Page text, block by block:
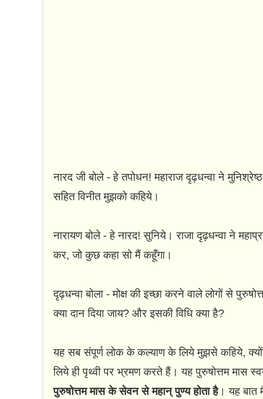
नारद जी बोले - हे तपोधन! महाराज दृढ़धन्वा ने
सहित विनीत मुझको कहिये।
नारायण बोले - हे नारद! सुनिये। राजा दृढ़धन्वा ने
कर, जो कुछ कहा सो मैं कहूँगा।
दृढ़धन्वा बोला - मोक्ष की इच्छा करने वाले लोगों से
क्या दान दिया जाय? और इसकी विधि क्या है?
यह सब संपूर्ण लोक के कल्याण के लिये मुझसे कहिये,
लिये ही पृथ्वी पर भ्रमण करते हैं। यह पुरुषोत्तम मास
पुरुषोत्तम मास के सेवन से महान्‌ पुण्य होता है। यह बात